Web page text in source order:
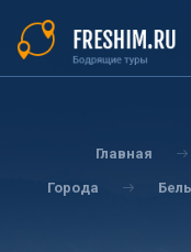
основному
содержанию
Главная
Города